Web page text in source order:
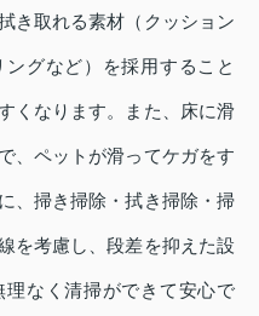
き取れる素材（クッション
グなど）を採用すること
くなります。また、床に滑
、ペットが滑ってケガをす
、掃き掃除・拭き掃除・掃
を考慮し、段差を抑えた設
なく清掃ができて安心で